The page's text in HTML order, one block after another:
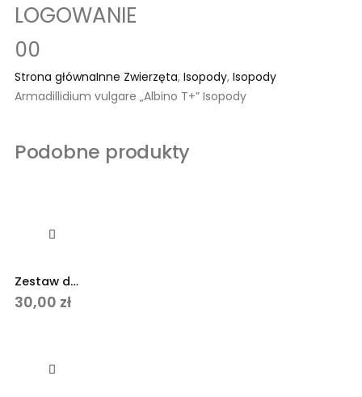
LOGOWANIE
00
Strona głównaInne Zwierzęta, Isopody, Isopody
Armadillidium vulgare „Albino T+” Isopody
Podobne produkty
Zestaw do sprzątania formikarium 4-części AH-SP2
30,00 zł